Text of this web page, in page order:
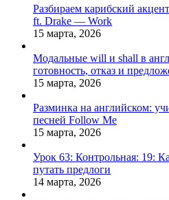
Разбираем карибский
ft. Drake — Work
15 марта, 2026
Модальные will и shall в
готовность, отказ и
15 марта, 2026
Разминка на английском:
песней Follow Me
15 марта, 2026
Урок 63: Контрольная: 19:
путать предлоги
14 марта, 2026